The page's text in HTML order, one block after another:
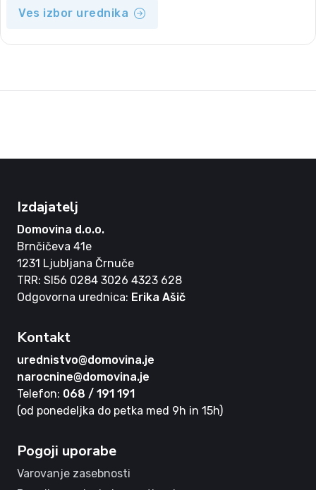
Ves izbor urednika
Izdajatelj
Domovina d.o.o.
Brnčičeva 41e
1231 Ljubljana Črnuče
TRR: SI56 0284 3026 4323 628
Odgovorna urednica: Erika Ašič
Kontakt
urednistvo@domovina.je
narocnine@domovina.je
Telefon: 068 / 191 191
(od ponedeljka do petka med 9h in 15h)
Pogoji uporabe
Varovanje zasebnosti